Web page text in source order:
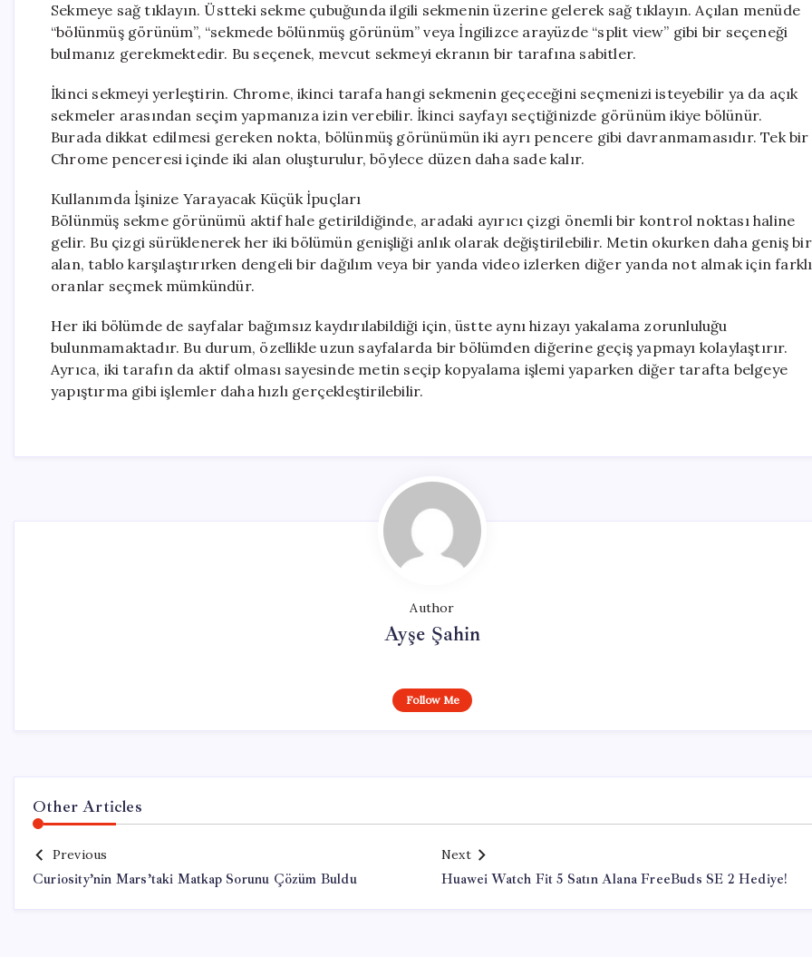
Sekmeye sağ tıklayın. Üstteki sekme çubuğunda ilgili sekmenin üzerine gelerek sağ tıklayın. Açılan menüde
“bölünmüş görünüm”, “sekmede bölünmüş görünüm” veya İngilizce arayüzde “split view” gibi bir seçeneği
bulmanız gerekmektedir. Bu seçenek, mevcut sekmeyi ekranın bir tarafına sabitler.
İkinci sekmeyi yerleştirin. Chrome, ikinci tarafa hangi sekmenin geçeceğini seçmenizi isteyebilir ya da açık
sekmeler arasından seçim yapmanıza izin verebilir. İkinci sayfayı seçtiğinizde görünüm ikiye bölünür.
Burada dikkat edilmesi gereken nokta, bölünmüş görünümün iki ayrı pencere gibi davranmamasıdır. Tek bir
Chrome penceresi içinde iki alan oluşturulur, böylece düzen daha sade kalır.
Kullanımda İşinize Yarayacak Küçük İpuçları
Bölünmüş sekme görünümü aktif hale getirildiğinde, aradaki ayırıcı çizgi önemli bir kontrol noktası haline
gelir. Bu çizgi sürüklenerek her iki bölümün genişliği anlık olarak değiştirilebilir. Metin okurken daha geniş bir
alan, tablo karşılaştırırken dengeli bir dağılım veya bir yanda video izlerken diğer yanda not almak için farklı
oranlar seçmek mümkündür.
Her iki bölümde de sayfalar bağımsız kaydırılabildiği için, üstte aynı hizayı yakalama zorunluluğu
bulunmamaktadır. Bu durum, özellikle uzun sayfalarda bir bölümden diğerine geçiş yapmayı kolaylaştırır.
Ayrıca, iki tarafın da aktif olması sayesinde metin seçip kopyalama işlemi yaparken diğer tarafta belgeye
yapıştırma gibi işlemler daha hızlı gerçekleştirilebilir.
Author
Ayşe Şahin
Follow Me
Other Articles
Previous
Curiosity’nin Mars’taki Matkap Sorunu Çözüm Buldu
Next
Huawei Watch Fit 5 Satın Alana FreeBuds SE 2 Hediye!